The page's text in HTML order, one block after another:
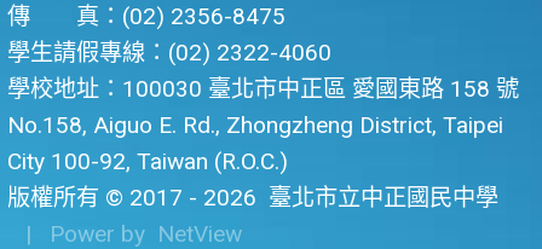
傳 真：(02) 2356-8475
學生請假專線：(02) 2322-4060
學校地址：100030 臺北市中正區 愛國東路 158 號
No.158, Aiguo E. Rd., Zhongzheng District, Taipei
City 100-92, Taiwan (R.O.C.)
版權所有 © 2017 - 2026 臺北市立中正國民中學
| Power by NetView